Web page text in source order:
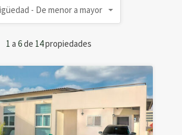
1 a 6de 14propiedades
- De menor a mayor